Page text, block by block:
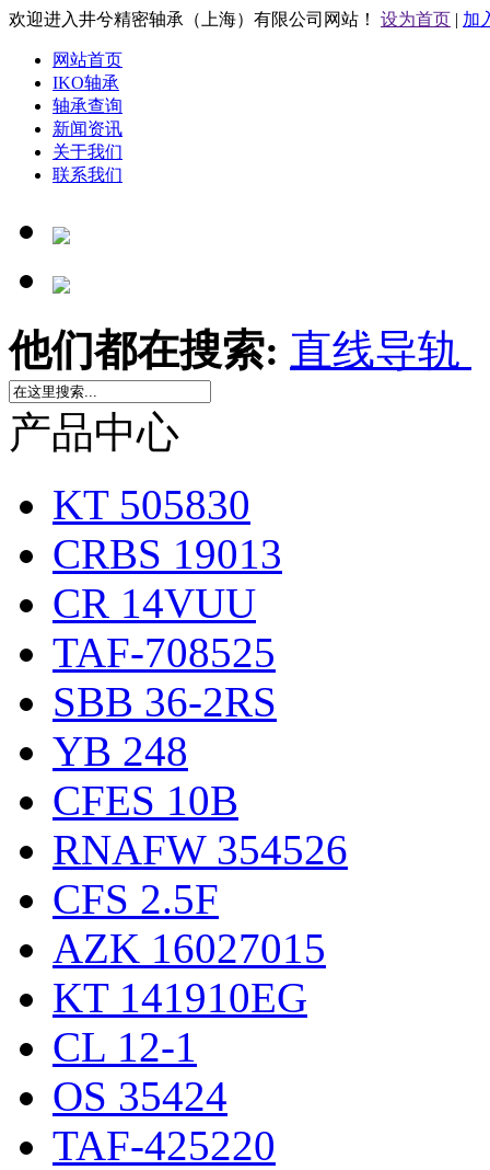
欢迎进入井兮精密轴承（上海）有限公司网站！ 设为首页 | 加
网站首页
IKO轴承
轴承查询
新闻资讯
关于我们
联系我们
他们都在搜索: 直线导轨
产品中心
KT 505830
CRBS 19013
CR 14VUU
TAF-708525
SBB 36-2RS
YB 248
CFES 10B
RNAFW 354526
CFS 2.5F
AZK 16027015
KT 141910EG
CL 12-1
OS 35424
TAF-425220